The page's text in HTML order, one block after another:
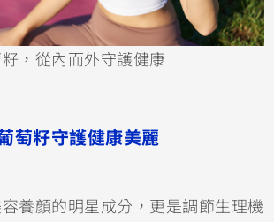
，從內而外守護健康
萄籽守護健康美麗
養顏的明星成分，更是調節生理機